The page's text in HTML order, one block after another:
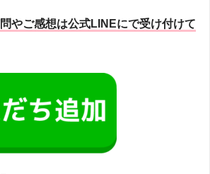
やご感想は公式LINEにで受け付けて